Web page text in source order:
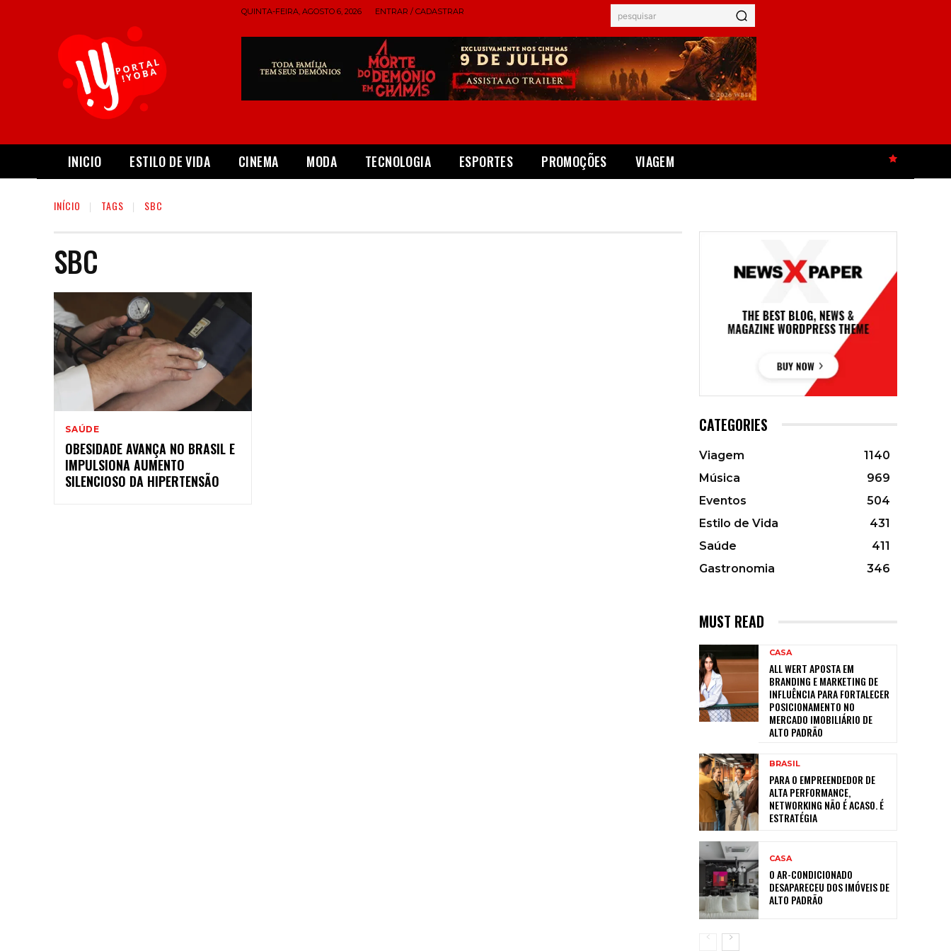
QUINTA-FEIRA, AGOSTO 6, 2026 ENTRAR / CADASTRAR pesquisar
INICIO ESTILO DE VIDA CINEMA MODA TECNOLOGIA ESPORTES PROMOÇÕES VIAGEM
INÍCIO TAGS SBC
SBC
SAÚDE
OBESIDADE AVANÇA NO BRASIL E
IMPULSIONA AUMENTO
SILENCIOSO DA HIPERTENSÃO
CATEGORIES
Viagem
1140
Música
969
Eventos
504
Estilo de Vida
431
Saúde
411
Gastronomia
346
MUST READ
CASA
ALL WERT APOSTA EM
BRANDING E MARKETING DE
INFLUÊNCIA PARA FORTALECER
POSICIONAMENTO NO
MERCADO IMOBILIÁRIO DE
ALTO PADRÃO
BRASIL
PARA O EMPREENDEDOR DE
ALTA PERFORMANCE,
NETWORKING NÃO É ACASO. É
ESTRATÉGIA
CASA
O AR-CONDICIONADO
DESAPARECEU DOS IMÓVEIS DE
ALTO PADRÃO